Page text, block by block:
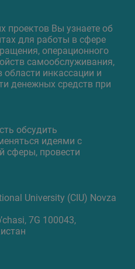
проектов Вы узнаете об
для работы в сфере
операционного
самообслуживания,
области инкассации и
денежных средств при
обсудить
идеями с
сферы, провести
University (CIU) Novza
7G 100043,